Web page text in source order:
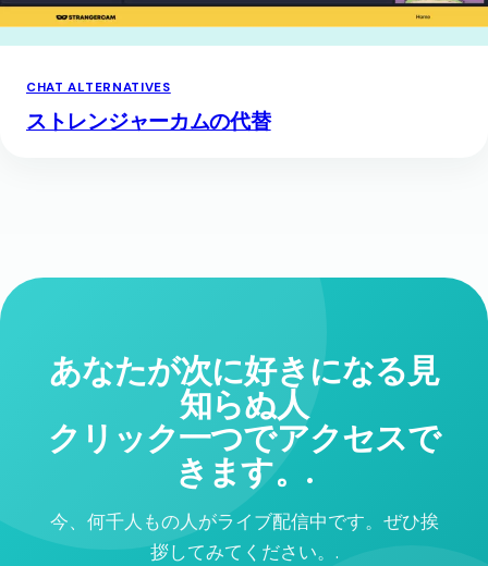
CHAT ALTERNATIVES
ストレンジャーカムの代替
あなたが次に好きになる見
知らぬ人
クリック一つでアクセスで
きます。.
今、何千人もの人がライブ配信中です。ぜひ挨
拶してみてください。.